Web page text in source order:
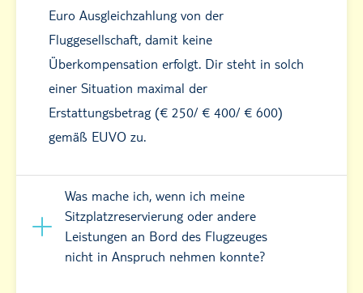
Euro Ausgleichzahlung von der
Fluggesellschaft, damit keine
Überkompensation erfolgt. Dir steht in solch
einer Situation maximal der
Erstattungsbetrag (€ 250/ € 400/ € 600)
gemäß EUVO zu.
Was mache ich, wenn ich meine
Sitzplatzreservierung oder andere
Leistungen an Bord des Flugzeuges
nicht in Anspruch nehmen konnte?